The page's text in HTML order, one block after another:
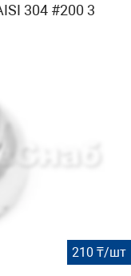
304 #200 3
210 ₸/шт